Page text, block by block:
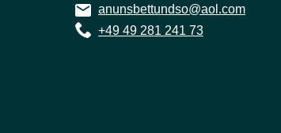
anunsbettundso@aol.com
+49 49 281 241 73